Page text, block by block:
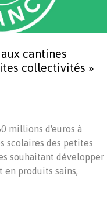
cantines
collectivités »
millions d'euros à
scolaires des petites
souhaitant développer
en produits sains,